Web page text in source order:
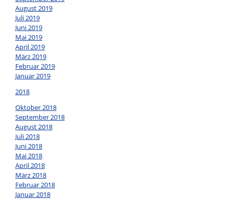
August 2019
Juli 2019
Juni 2019
Mai 2019
April 2019
März 2019
Februar 2019
Januar 2019
2018
Oktober 2018
September 2018
August 2018
Juli 2018
Juni 2018
Mai 2018
April 2018
März 2018
Februar 2018
Januar 2018